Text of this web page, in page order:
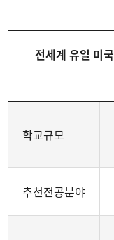
전세계 유일 미국
학교규모
추천전공분야